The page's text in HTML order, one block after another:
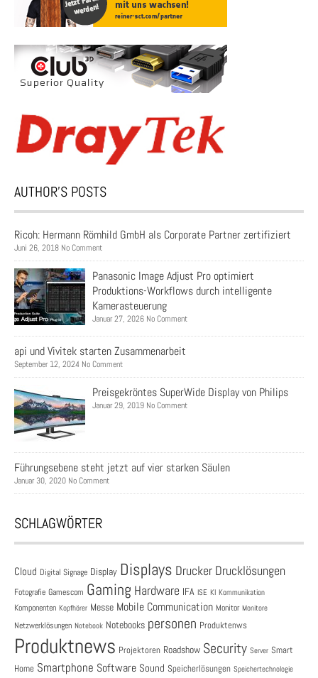
AUTHOR’S POSTS
Ricoh: Hermann Römhild GmbH als Corporate Partner zertifiziert
Juni 26, 2018 No Comment
Panasonic Image Adjust Pro optimiert
Produktions-Workflows durch intelligente
Kamerasteuerung
Januar 27, 2026 No Comment
api und Vivitek starten Zusammenarbeit
September 12, 2024 No Comment
Preisgekröntes SuperWide Display von Philips
Januar 29, 2019 No Comment
Führungsebene steht jetzt auf vier starken Säulen
Januar 30, 2020 No Comment
SCHLAGWÖRTER
Cloud Digital Signage Display Displays Drucker Drucklösungen
Fotografie Gamescom Gaming Hardware IFA ISE KI Kommunikation
Komponenten Kopfhörer Messe Mobile Communication Monitor Monitore
Netzwerklösungen Notebook Notebooks personen Produktenws
Produktnews Projektoren Roadshow Security Server Smart
Home Smartphone Software Sound Speicherlösungen Speichertechnologie